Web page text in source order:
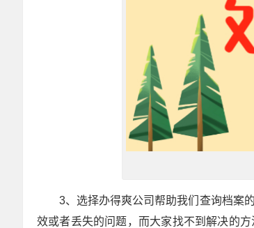
3、选择办得爽公司帮助我们查询档案
效或者丢失的问题，而大家找不到解决的